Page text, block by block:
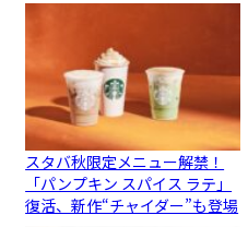
スタバ秋限定メニュー解禁！
「パンプキン スパイス ラテ」
復活、新作“チャイダー”も登場